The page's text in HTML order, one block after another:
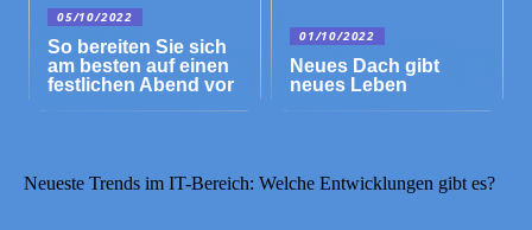
05/10/2022
So bereiten Sie sich
am besten auf einen
festlichen Abend vor
01/10/2022
Neues Dach gibt
neues Leben
Neueste Trends im IT-Bereich: Welche Entwicklungen gibt es?